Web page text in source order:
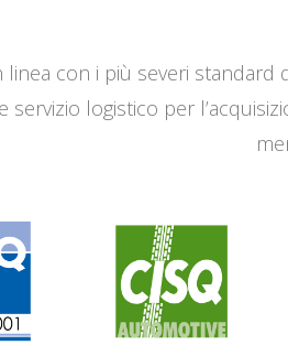
linea con i più severi
servizio logistico per